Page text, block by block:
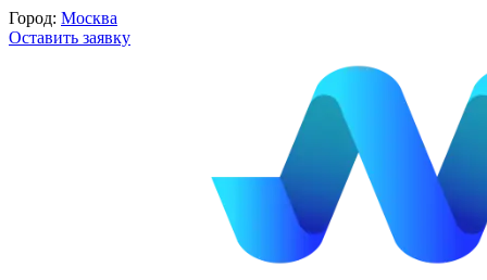
Город: Москва
Оставить заявку